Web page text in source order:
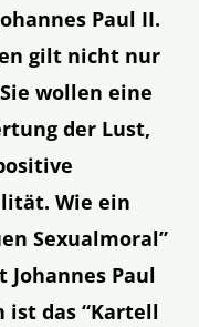
Paul II.
gilt nicht nur
wollen eine
der Lust,
Wie ein
Sexualmoral”
Johannes Paul
ist das “Kartell